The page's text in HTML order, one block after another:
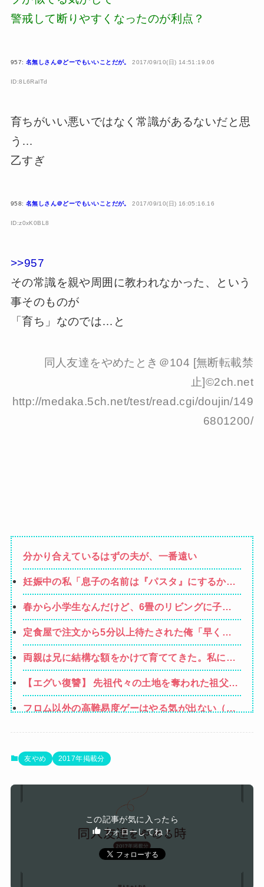
警戒して断りやすくなったのが利点？
957: 名無しさん＠どーでもいいことだが。 2017/09/10(日) 14:51:19.06
ID:8L6RalTd
育ちがいい悪いではなく常識があるないだと思
う…
乙すぎ
958: 名無しさん＠どーでもいいことだが。 2017/09/10(日) 16:05:16.16
ID:z0xK0BL8
>>957
その常識を親や周囲に教われなかった、という
事そのものが
「育ち」なのでは…と
同人友達をやめたとき＠104 [無断転載禁
止]©2ch.net
http://medaka.5ch.net/test/read.cgi/doujin/149
6801200/
分かり合えているはずの夫が、一番遠い
妊娠中の私「息子の名前は『パスタ』にするか
ら」旦那・親・友人「！？ やめなよそんな名
前！」私「私が産むんだから文句は言わせな
い！」現在、改名の手続き中です・・・
春から小学生なんだけど、6畳のリビングに子供
の勉強机置くのって無理だよね
定食屋で注文から5分以上待たされた俺「早く作
れよノロマ！底辺職はキビキビ動け！そんなんだ
から給料低いんだろうな！」→ すると…
両親は兄に結構な額をかけて育ててきた。私には
高卒で働けと全く気にかけない→母が難病で倒
れ、私が懸命に介護した。でも兄は知らん顔。そ
こで親も目が覚めて私に全てを相続させるが
【エグい復讐】 先祖代々の土地を奪われた祖父
「憎い！命が尽きても奴らに絶対復讐してや
る！！」→祖父が亡くなりその土地に焼肉屋が建
フロム以外の高難易度ゲーはやる気が出ない（皆
【悲報】落語家、亡くなったタレントからいじめ
【動画】クレヨンしんちゃんの例の動画、バズリ
【画像】AKBのセンター、レベチな事が世間にバ
【画像】ビリー・アイリッシュ(24)、ライブで超
モリマンスジを強調して炎上ｗｗｗｗｗｗｗｗ
Powered by livedoor 相互RSS
友やめ 2017年掲載分
この記事が気に入ったら
フォローしてね！